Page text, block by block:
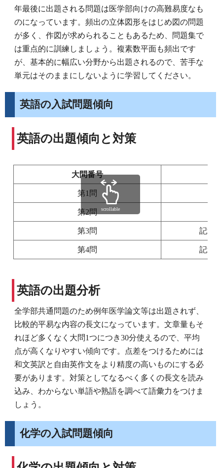
年最後に出題される問題は医学部向けの高難易度なも
のになっています。頻出の立体図形をはじめ図の問題
が多く、作図が求められることもあるため、問題集で
は重点的に訓練しましょう。複素数平面も頻出です
が、基本的に幅広い分野から出題されるので、苦手な
単元はそのままにしないように学習してください。
英語の入試問題傾向
英語の出題傾向と対策
大問番号
第1問
第2問
第3問 記述
第4問 記述
scrollable
英語の出題分析
全学部共通問題のため例年医学論文等は出題されず、
比較的平易な内容の長文になっています。文章量もそ
れほど多くなく大問1つにつき30分使えるので、平均
点が高くなりやすい傾向です。点差をつけるためには
和文英訳と自由英作文をより精度の高いものにする必
要があります。対策としてなるべく多くの長文を読み
込み、わからない単語や熟語を調べて語彙力をつけま
しょう。
化学の入試問題傾向